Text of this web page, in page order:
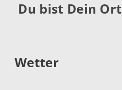
Du bist Dein Ort
Wetter